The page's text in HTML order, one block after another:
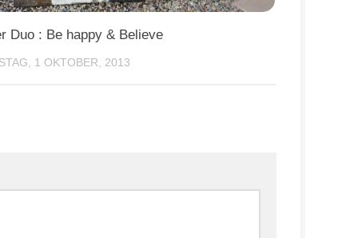
Duo : Be happy & Believe
1 OKTOBER, 2013